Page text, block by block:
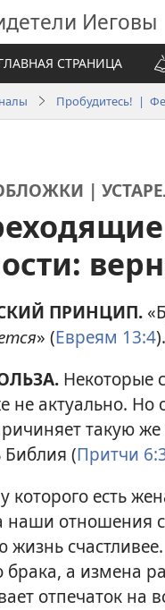
Иеговы
СТРАНИЦА
Пробудитесь! |
|
ПРИНЦИП.
» (Евреям 13:4).
Некоторые
не актуально. Но
такую же
Библия (Притчи
которого есть
наши отношения
жизнь
брака, а измена
отпечаток на